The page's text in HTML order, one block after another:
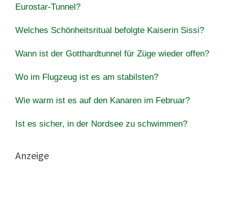
Eurostar-Tunnel?
Welches Schönheitsritual befolgte Kaiserin Sissi?
Wann ist der Gotthardtunnel für Züge wieder offen?
Wo im Flugzeug ist es am stabilsten?
Wie warm ist es auf den Kanaren im Februar?
Ist es sicher, in der Nordsee zu schwimmen?
Anzeige